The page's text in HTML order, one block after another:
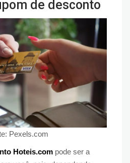
de desconto
Pexels.com
Hoteis.com pode ser a